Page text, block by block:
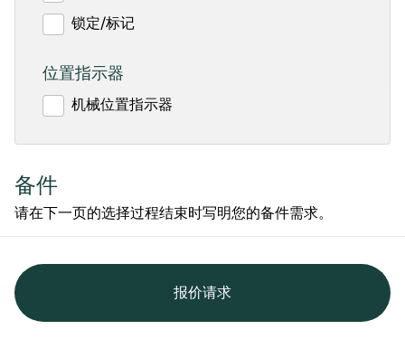
锁定/标记
位置指示器
机械位置指示器
备件
请在下一页的选择过程结束时写明您的备件需求。
报价请求